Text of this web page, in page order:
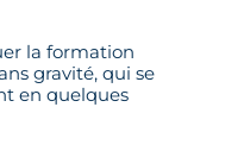
la formation
gravité, qui se
en quelques